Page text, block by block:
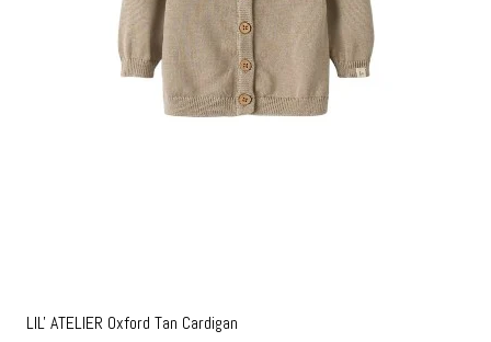
LIL' ATELIER Oxford Tan Cardigan